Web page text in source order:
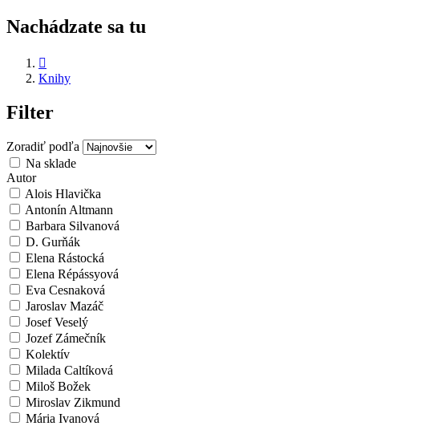
Nachádzate sa tu

Knihy
Filter
Zoradiť podľa
Na sklade
Autor
Alois Hlavička
Antonín Altmann
Barbara Silvanová
D. Gurňák
Elena Rástocká
Elena Répássyová
Eva Cesnaková
Jaroslav Mazáč
Josef Veselý
Jozef Zámečník
Kolektív
Milada Caltíková
Miloš Božek
Miroslav Zikmund
Mária Ivanová